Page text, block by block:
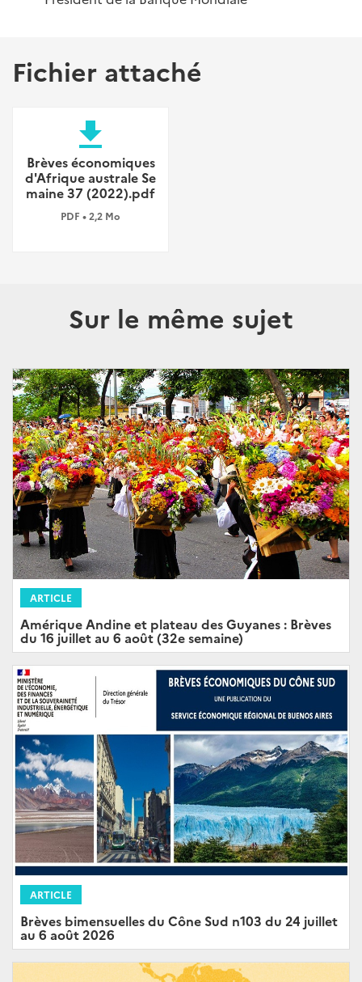
Fichier attaché
file_download
Brèves économiques
d'Afrique australe Se
maine 37 (2022).pdf
PDF • 2,2 Mo
Sur le même sujet
ARTICLE
Amérique Andine et plateau des Guyanes : Brèves
du 16 juillet au 6 août (32e semaine)
ARTICLE
Brèves bimensuelles du Cône Sud n103 du 24 juillet
au 6 août 2026